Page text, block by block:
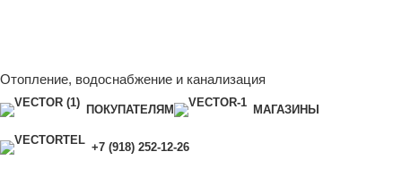
Отопление, водоснабжение и канализация
ПОКУПАТЕЛЯМ МАГАЗИНЫ
+7 (918) 252-12-26